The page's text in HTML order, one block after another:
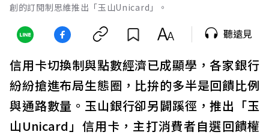
創的訂閱制思維推出「玉山Unicard」。
聽遠見
信用卡切換制與點數經濟已成顯學，各家銀行
紛紛搶進布局生態圈，比拚的多半是回饋比例
與通路數量。玉山銀行卻另闢蹊徑，推出「玉
山Unicard」信用卡，主打消費者自選回饋權